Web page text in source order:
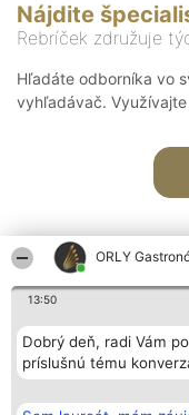
ORLY
13:50
Dobrý deň, radi Vám
príslušnú tému
Nájdite
Rebríček združuje
Hľadáte odborníka vo
vyhľadávač.
Organizátor hodnotenia
Bright Side Solutions sp. z o.
o. sp. k.
Wrocław 50-079